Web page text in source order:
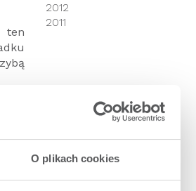
O plikach cookies
ten
2012
2011